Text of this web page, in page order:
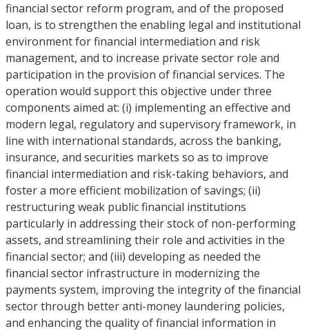
financial sector reform program, and of the proposed
loan, is to strengthen the enabling legal and institutional
environment for financial intermediation and risk
management, and to increase private sector role and
participation in the provision of financial services. The
operation would support this objective under three
components aimed at: (i) implementing an effective and
modern legal, regulatory and supervisory framework, in
line with international standards, across the banking,
insurance, and securities markets so as to improve
financial intermediation and risk-taking behaviors, and
foster a more efficient mobilization of savings; (ii)
restructuring weak public financial institutions
particularly in addressing their stock of non-performing
assets, and streamlining their role and activities in the
financial sector; and (iii) developing as needed the
financial sector infrastructure in modernizing the
payments system, improving the integrity of the financial
sector through better anti-money laundering policies,
and enhancing the quality of financial information in